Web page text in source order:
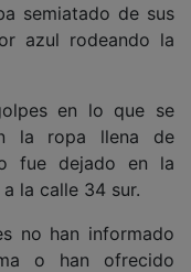
semiatado de sus
azul rodeando la
en lo que se
la ropa llena de
fue dejado en la
la calle 34 sur.
no han informado
o han ofrecido